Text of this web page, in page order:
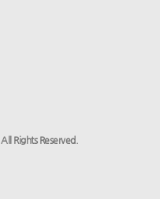
All Rights Reserved.